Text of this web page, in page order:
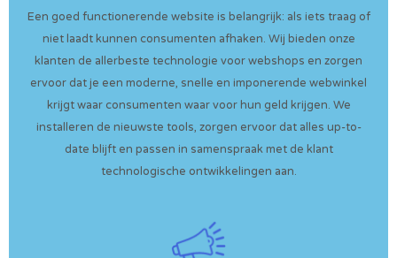
Een goed functionerende website is belangrijk: als iets traag of
niet laadt kunnen consumenten afhaken. Wij bieden onze
klanten de allerbeste technologie voor webshops en zorgen
ervoor dat je een moderne, snelle en imponerende webwinkel
krijgt waar consumenten waar voor hun geld krijgen. We
installeren de nieuwste tools, zorgen ervoor dat alles up-to-
date blijft en passen in samenspraak met de klant
technologische ontwikkelingen aan.